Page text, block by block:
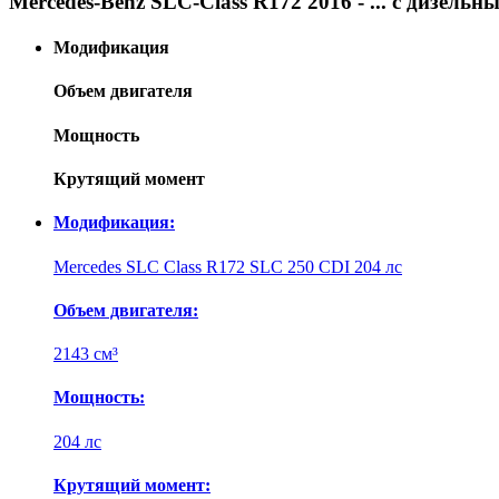
Модификация
Объем двигателя
Мощность
Крутящий момент
Модификация:
Mercedes SLC Class R172 SLC 250 CDI 204 лс
Объем двигателя:
2143 см³
Мощность:
204 лс
Крутящий момент: